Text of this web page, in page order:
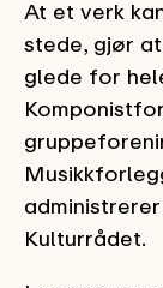
At et verk
stede, gjør
glede for
Kulturrådet.